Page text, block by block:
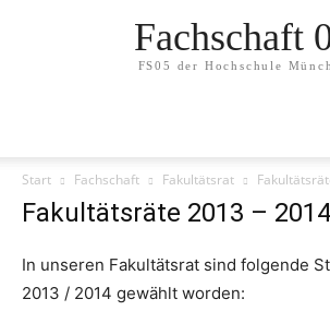
Fachschaft
FS05 der Hochschule
Start Fachschaft Fakultätsrat
Fakultätsräte 2013 – 2014
In unseren Fakultätsrat sind folgende
2013 / 2014 gewählt worden: